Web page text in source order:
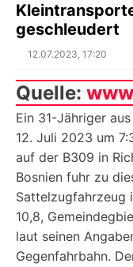
geschleudert
Posted
12.07.2023, 17:20
Quelle:
Ein 31-Jähriger
12. Juli 2023 um
auf der B309 in
Bosnien fuhr zu
Sattelzugfahrzeug
10,8,
laut seinen
Gegenfahrbahn.